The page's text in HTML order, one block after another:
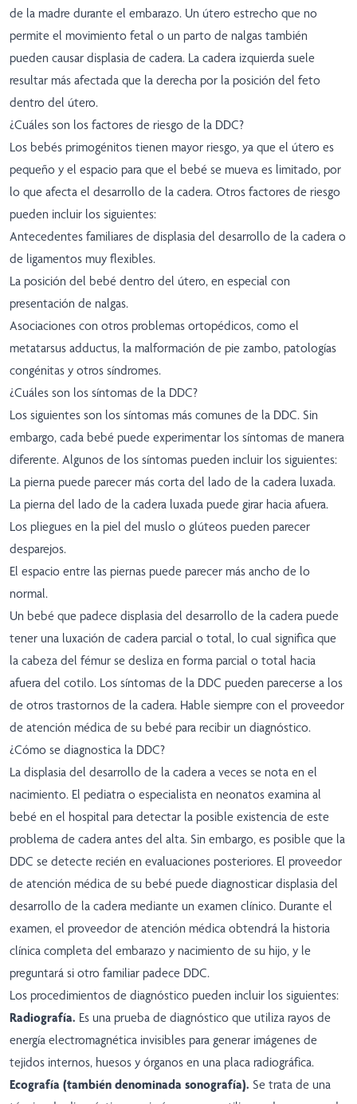
de la madre durante el embarazo. Un útero estrecho que no
permite el movimiento fetal o un parto de nalgas también
pueden causar displasia de cadera. La cadera izquierda suele
resultar más afectada que la derecha por la posición del feto
dentro del útero.
¿Cuáles son los factores de riesgo de la DDC?
Los bebés primogénitos tienen mayor riesgo, ya que el útero es
pequeño y el espacio para que el bebé se mueva es limitado, por
lo que afecta el desarrollo de la cadera. Otros factores de riesgo
pueden incluir los siguientes:
Antecedentes familiares de displasia del desarrollo de la cadera o
de ligamentos muy flexibles.
La posición del bebé dentro del útero, en especial con
presentación de nalgas.
Asociaciones con otros problemas ortopédicos, como el
metatarsus adductus, la malformación de pie zambo, patologías
congénitas y otros síndromes.
¿Cuáles son los síntomas de la DDC?
Los siguientes son los síntomas más comunes de la DDC. Sin
embargo, cada bebé puede experimentar los síntomas de manera
diferente. Algunos de los síntomas pueden incluir los siguientes:
La pierna puede parecer más corta del lado de la cadera luxada.
La pierna del lado de la cadera luxada puede girar hacia afuera.
Los pliegues en la piel del muslo o glúteos pueden parecer
desparejos.
El espacio entre las piernas puede parecer más ancho de lo
normal.
Un bebé que padece displasia del desarrollo de la cadera puede
tener una luxación de cadera parcial o total, lo cual significa que
la cabeza del fémur se desliza en forma parcial o total hacia
afuera del cotilo. Los síntomas de la DDC pueden parecerse a los
de otros trastornos de la cadera. Hable siempre con el proveedor
de atención médica de su bebé para recibir un diagnóstico.
¿Cómo se diagnostica la DDC?
La displasia del desarrollo de la cadera a veces se nota en el
nacimiento. El pediatra o especialista en neonatos examina al
bebé en el hospital para detectar la posible existencia de este
problema de cadera antes del alta. Sin embargo, es posible que la
DDC se detecte recién en evaluaciones posteriores. El proveedor
de atención médica de su bebé puede diagnosticar displasia del
desarrollo de la cadera mediante un examen clínico. Durante el
examen, el proveedor de atención médica obtendrá la historia
clínica completa del embarazo y nacimiento de su hijo, y le
preguntará si otro familiar padece DDC.
Los procedimientos de diagnóstico pueden incluir los siguientes:
Radiografía. Es una prueba de diagnóstico que utiliza rayos de
energía electromagnética invisibles para generar imágenes de
tejidos internos, huesos y órganos en una placa radiográfica.
Ecografía (también denominada sonografía). Se trata de una